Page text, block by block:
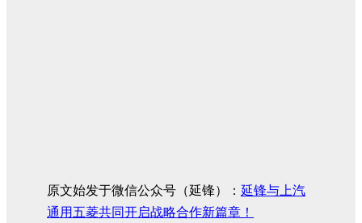
原文始发于微信公众号（延锋）： 延锋与上汽
通用五菱共同开启战略合作新篇章！